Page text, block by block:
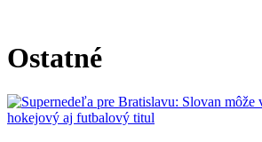
Ostatné